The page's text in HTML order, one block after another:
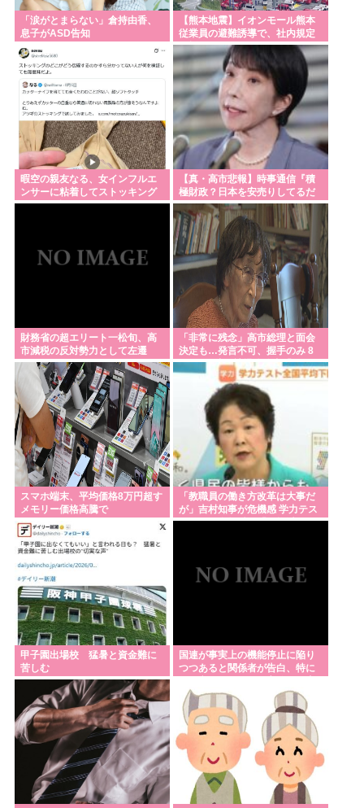
「涙がとまらない」倉持由香、
息子がASD告知
【熊本地震】イオンモール熊本
従業員の避難誘導で、社内規定
に抵触か
暇空の親友なる、女インフルエ
ンサーに粘着してストッキング
について語りだし嫌儲卿として
【真・高市悲報】時事通信『積
極財政？日本を安売りしてるだ
けだろうがよ！おぉん？ 』
財務省の超エリート一松旬、高
市減税の反対勢力として左遷
「非常に残念」高市総理と面会
決定も…発言不可、握手のみ 8
月9日長崎の被爆体験者「何のた
めに」
スマホ端末、平均価格8万円超す
メモリー価格高騰で
「教職員の働き方改革は大事だ
が」吉村知事が危機感 学力テス
ト結果が全教科で「平均以下」
甲子園出場校 猛暑と資金難に
苦しむ
国連が事実上の機能停止に陥り
つつあると関係者が告白、特に
り取った結果……